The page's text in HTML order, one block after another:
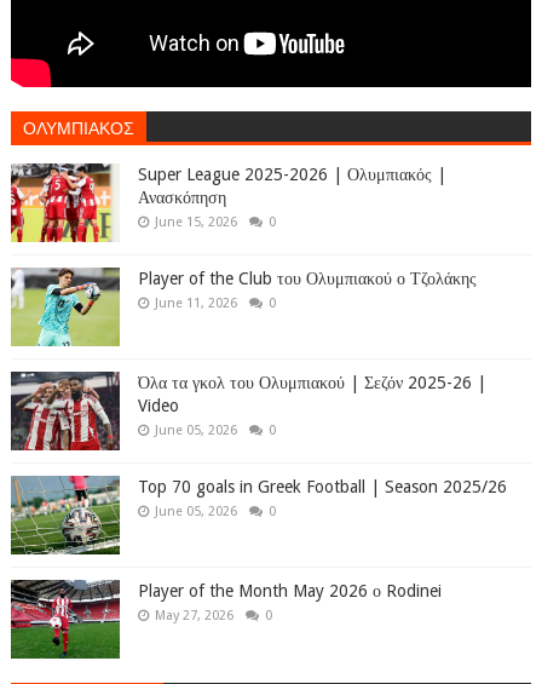
ΟΛΥΜΠΙΑΚΟΣ
Super League 2025-2026 | Ολυμπιακός |
Ανασκόπηση
June 15, 2026 0
Player of the Club του Ολυμπιακού ο Τζολάκης
June 11, 2026 0
Όλα τα γκολ του Ολυμπιακού | Σεζόν 2025-26 |
Video
June 05, 2026 0
Top 70 goals in Greek Football | Season 2025/26
June 05, 2026 0
Player of the Month May 2026 ο Rodinei
May 27, 2026 0